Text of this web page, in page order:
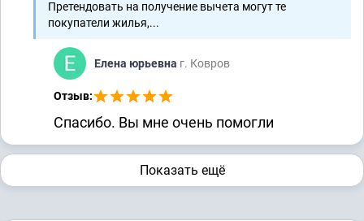
Претендовать на получение вычета могут те
покупатели жилья,...
Елена юрьевна г. Ковров
Отзыв:
Спасибо. Вы мне очень помогли
Показать ещё